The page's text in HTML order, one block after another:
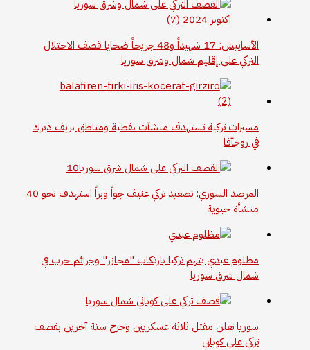
الآساييش: 17 شهيداً و48 جريحاً ضحايا قصف الاحتلال
التركي على إقليم شمال وشرق سوريا
مسيرات تركية تستهدف منشآت نفطية ومناطق بريف ديرك
في روجآفا
المرصد السوري: تصعيد تركي عنيف جواً وبراً استهدف نحو 40
منشأة حيوية
مظلوم عبدي يتهم تركيا بارتكاب "مجازر" وجرائم حرب في
شمال شرق سوريا
سوريا تعلن مقتل ثلاثة عسكريين وجرح ستة آخرين بقصف
تركي على كوباني